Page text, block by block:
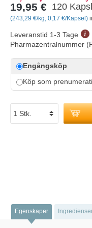
19,95 € 120
(243,29 €/kg, 0,17 €/Kapsel)
Leveranstid 1-3 Tage
Pharmazentralnummer
Engångsköp
Köp som
Egenskaper